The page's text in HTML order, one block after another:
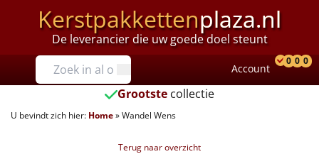
Kerstpakkettenplaza.nl
De leverancier die uw goede doel steunt
Prijzen
Tot €25
€25 tot €35
Account
0 0 0
Grootste collectie
U bevindt zich hier: Home»Wandel Wens
Terug naar overzicht